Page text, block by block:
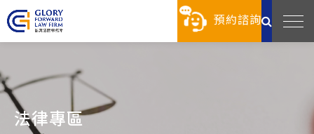
預約諮詢
法律專區